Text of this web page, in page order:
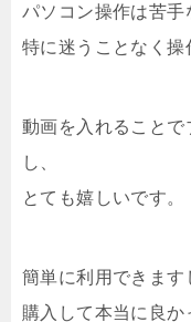
パソコン操作は苦手
特に迷うことなく操
動画を入れること
し、
とても嬉しいです。
簡単に利用できます
購入して本当に良か